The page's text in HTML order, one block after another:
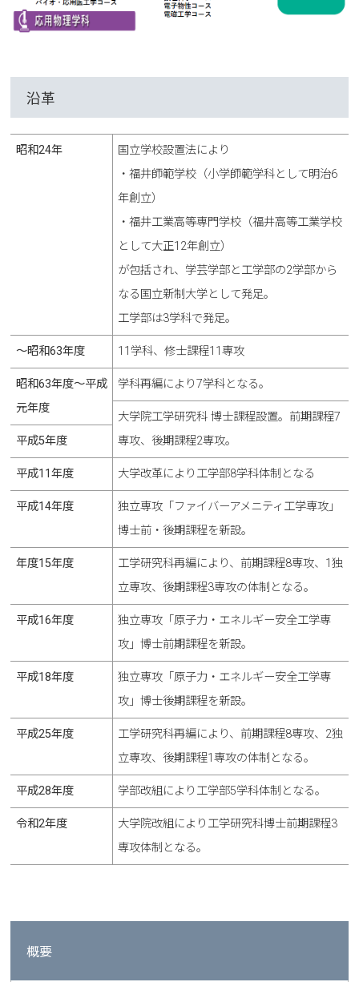
沿革
昭和24年
国立学校設置法により
・福井師範学校（小学師範学科として明治6
年創立）
・福井工業高等専門学校（福井高等工業学校
として大正12年創立）
が包括され、学芸学部と工学部の2学部から
なる国立新制大学として発足。
工学部は3学科で発足。
～昭和63年度 11学科、修士課程11専攻
昭和63年度〜平成
元年度
学科再編により7学科となる。
平成5年度
大学院工学研究科 博士課程設置。前期課程7
専攻、後期課程2専攻。
平成11年度 大学改革により工学部8学科体制となる
平成14年度
独立専攻「ファイバーアメニティ工学専攻」
博士前・後期課程を新設。
年度15年度
工学研究科再編により、前期課程8専攻、1独
立専攻、後期課程3専攻の体制となる。
平成16年度
独立専攻「原子力・エネルギー安全工学専
攻」博士前期課程を新設。
平成18年度
独立専攻「原子力・エネルギー安全工学専
攻」博士後期課程を新設。
平成25年度
工学研究科再編により、前期課程8専攻、2独
立専攻、後期課程1専攻の体制となる。
平成28年度 学部改組により工学部5学科体制となる。
令和2年度
大学院改組により工学研究科博士前期課程3
専攻体制となる。
概要